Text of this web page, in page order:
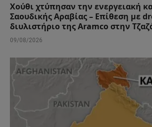
Χούθι χτύπησαν την ενεργειακή
Σαουδικής Αραβίας – Επίθεση με
διυλιστήριο της Aramco στην
09/08/2026